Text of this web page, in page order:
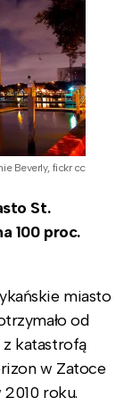
Beverly, fickr cc
St.
100 proc.
miasto
od
katastrofą
w Zatoce
2010 roku.